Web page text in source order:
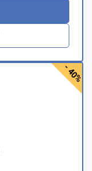
- 40%